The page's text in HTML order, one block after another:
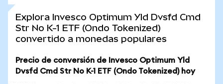
Explora Invesco Optimum Yld Dvsfd Cmd
Str No K-1 ETF (Ondo Tokenized)
convertido a monedas populares
Precio de conversión de Invesco Optimum Yld
Dvsfd Cmd Str No K-1 ETF (Ondo Tokenized) hoy